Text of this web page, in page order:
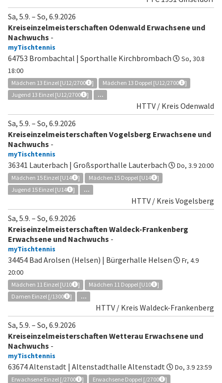
Sa, 5.9. – So, 6.9.2026
Kreiseinzelmeisterschaften Odenwald Erwachsene und
Nachwuchs -
myTischtennis
64753 Brombachtal | Sporthalle Kirchbrombach
So, 30.8
18:00
Mädchen 13 Einzel [U12/2700 ] Mädchen 13 Doppel [U12/2700
]
Jugend 13 Einzel [U12/2700
] ...
HTTV / Kreis Odenwald
Sa, 5.9. – So, 6.9.2026
Kreiseinzelmeisterschaften Vogelsberg Erwachsene und
Nachwuchs -
myTischtennis
36341 Lauterbach | Großsporthalle Lauterbach Do, 3.9 20:00
Mädchen 15 Einzel [U14 ] Mädchen 15 Doppel [U14
]
Jugend 15 Einzel [U14
] ...
HTTV / Kreis Vogelsberg
Sa, 5.9. – So, 6.9.2026
Kreiseinzelmeisterschaften Waldeck-Frankenberg
Erwachsene und Nachwuchs -
myTischtennis
34454 Bad Arolsen (Helsen) | Bürgerhalle Helsen
Fr, 4.9
20:00
Mädchen 11 Einzel [U10 ] Mädchen 11 Doppel [U10
]
Damen Einzel [/1300
] ...
HTTV / Kreis Waldeck-Frankenberg
Sa, 5.9. – So, 6.9.2026
Kreiseinzelmeisterschaften Wetterau Erwachsene und
Nachwuchs -
myTischtennis
63674 Altenstadt | Altenstadthalle Altenstadt Do, 3.9 23:59
Erwachsene Einzel [/2700 ] Erwachsene Doppel [/2700 ]